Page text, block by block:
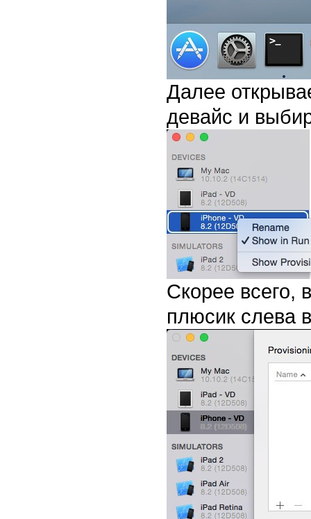
Далее
девайс и
Скорее всего,
плюсик слева